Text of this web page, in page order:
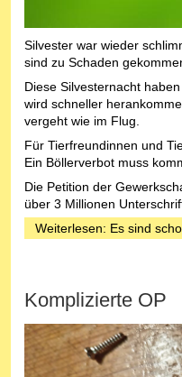
Silvester war wieder
sind zu Schaden
Diese Silvesternacht
wird schneller
vergeht wie im Flug.
Für Tierfreundinnen und
Ein Böllerverbot muss
Die Petition der
über 3 Millionen
Weiterlesen: Es sind
Komplizierte OP